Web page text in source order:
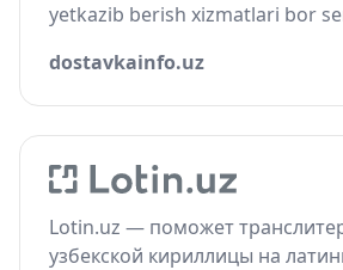
yetkazib berish xizmatlari bor
dostavkainfo.uz
Lotin.uz — поможет
узбекской кириллицы на